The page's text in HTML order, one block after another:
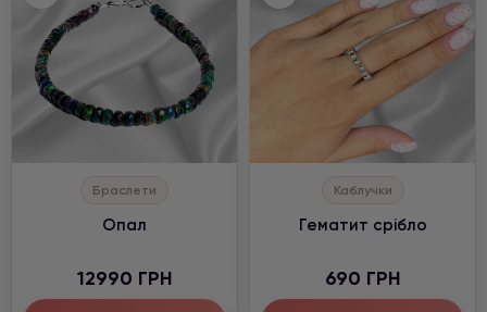
Браслети
Опал
12990 ГРН
Каблучки
Гематит срібло
690 ГРН